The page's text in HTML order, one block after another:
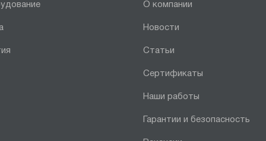
О компании
Новости
Статьи
Сертификаты
Наши работы
Гарантии и безопасность